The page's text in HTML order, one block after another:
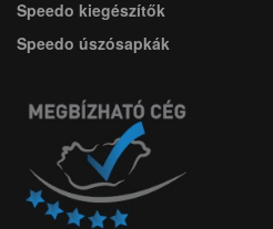
Speedo kiegészítők
Speedo úszósapkák